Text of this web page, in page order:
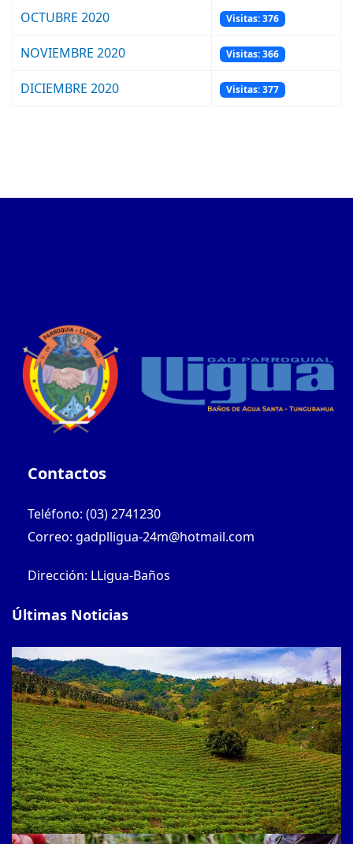
OCTUBRE 2020 Visitas: 376
NOVIEMBRE 2020 Visitas: 366
DICIEMBRE 2020 Visitas: 377
Contactos
Teléfono: (03) 2741230
Correo: gadplligua-24m@hotmail.com
Dirección: LLigua-Baños
Últimas Noticias